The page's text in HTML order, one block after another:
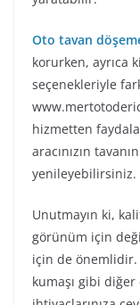
Oto tavan
korurken, ayrıca
seçenekleriyle
hizmetten
aracınızın
yenileyebilirsiniz.
Unutmayın ki,
görünüm için
için de önemlidir.
kumaşı gibi